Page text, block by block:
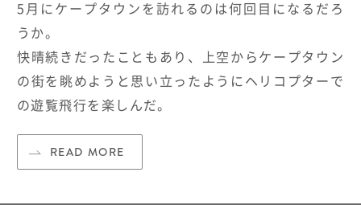
5月にケープタウンを訪れるのは何回目になるだろ
うか。
快晴続きだったこともあり、上空からケープタウン
の街を眺めようと思い立ったようにヘリコプターで
の遊覧飛行を楽しんだ。
READ MORE